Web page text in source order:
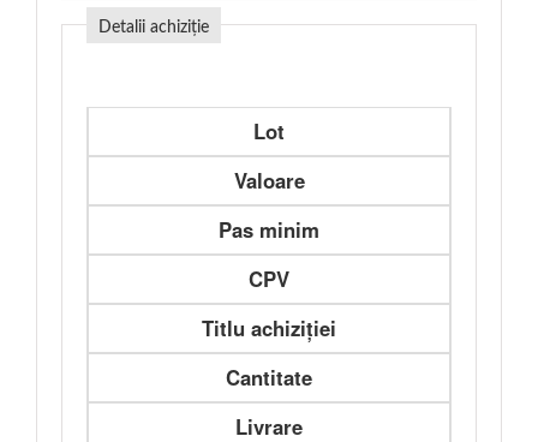
Detalii achiziție
Lot
Valoare
Pas minim
CPV
Titlu achiziției
Cantitate
Livrare